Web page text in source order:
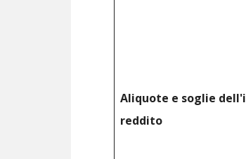
Aliquote e soglie
reddito